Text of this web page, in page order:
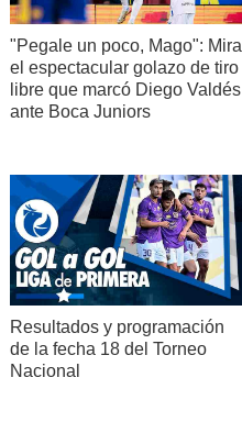
"Pegale un poco, Mago": Mira
el espectacular golazo de tiro
libre que marcó Diego Valdés
ante Boca Juniors
Resultados y programación
de la fecha 18 del Torneo
Nacional